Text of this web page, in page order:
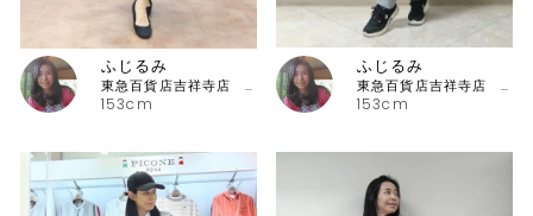
153cm
ふじるみ
東急百貨店吉祥寺店 ピッコーネ
153cm
ふじるみ
東急百貨店吉祥寺店 ピッコーネ